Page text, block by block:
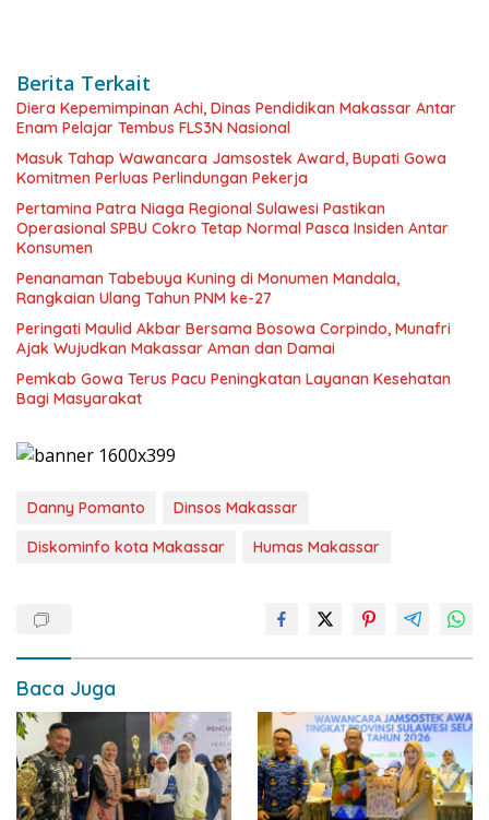
Berita Terkait
Diera Kepemimpinan Achi, Dinas Pendidikan Makassar Antar
Enam Pelajar Tembus FLS3N Nasional
Masuk Tahap Wawancara Jamsostek Award, Bupati Gowa
Komitmen Perluas Perlindungan Pekerja
Pertamina Patra Niaga Regional Sulawesi Pastikan
Operasional SPBU Cokro Tetap Normal Pasca Insiden Antar
Konsumen
Penanaman Tabebuya Kuning di Monumen Mandala,
Rangkaian Ulang Tahun PNM ke-27
Peringati Maulid Akbar Bersama Bosowa Corpindo, Munafri
Ajak Wujudkan Makassar Aman dan Damai
Pemkab Gowa Terus Pacu Peningkatan Layanan Kesehatan
Bagi Masyarakat
Danny Pomanto
Dinsos Makassar
Diskominfo kota Makassar
Humas Makassar
Baca Juga